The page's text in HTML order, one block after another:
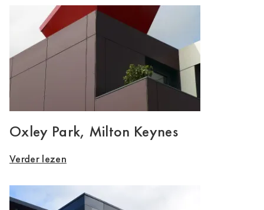
Oxley Park, Milton Keynes
Verder lezen